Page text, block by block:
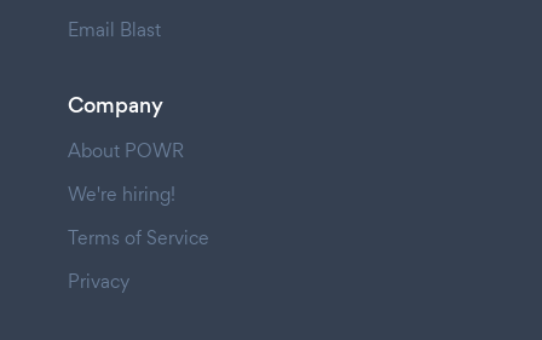
Email Blast
Company
About POWR
We're hiring!
Terms of Service
Privacy